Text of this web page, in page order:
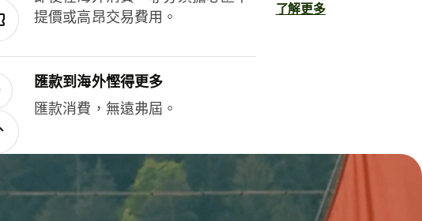
提價或高昂交易費用。
匯款到海外慳得更多
匯款消費，無遠弗屆。
了解更多